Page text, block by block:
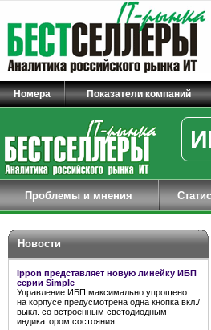
Номера Показатели компаний
Проблемы и мнения
Новости
Ippon представляет новую линейку ИБП
серии Simple
Управление ИБП максимально упрощено:
на корпусе предусмотрена одна кнопка вкл./
выкл. со встроенным светодиодным
индикатором состояния